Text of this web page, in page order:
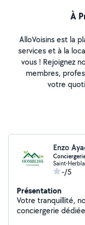
À
AlloVoisins est la
services et à la
vous ! Rejoignez
membres,
votre
Enzo
Saint-
-/5
Présentation
Votre tranquillité,
conciergerie